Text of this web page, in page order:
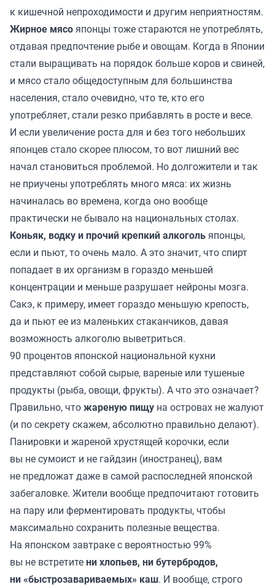
к кишечной непроходимости и другим неприятностям.
Жирное мясояпонцы тоже стараются не употреблять,
отдавая предпочтение рыбе и овощам. Когда в Японии
стали выращивать на порядок больше коров и свиней,
и мясо стало общедоступным для большинства
населения, стало очевидно, что те, кто его
употребляет, стали резко прибавлять в росте и весе.
И если увеличение роста для и без того небольших
японцев стало скорее плюсом, то вот лишний вес
начал становиться проблемой. Но долгожители и так
не приучены употреблять много мяса: их жизнь
начиналась во времена, когда оно вообще
практически не бывало на национальных столах.
Коньяк, водку и прочий крепкий алкогольяпонцы,
если и пьют, то очень мало. А это значит, что спирт
попадает в их организм в гораздо меньшей
концентрации и меньше разрушает нейроны мозга.
Сакэ, к примеру, имеет гораздо меньшую крепость,
да и пьют ее из маленьких стаканчиков, давая
возможность алкоголю выветриться.
90 процентов японской национальной кухни
представляют собой сырые, вареные или тушеные
продукты (рыба, овощи, фрукты). А что это означает?
Правильно, чтожареную пищу на островах не жалуют
(и по секрету скажем, абсолютно правильно делают).
Панировки и жареной хрустящей корочки, если
вы не сумоист и не гайдзин (иностранец), вам
не предложат даже в самой распоследней японской
забегаловке. Жители вообще предпочитают готовить
на пару или ферментировать продукты, чтобы
максимально сохранить полезные вещества.
На японском завтраке с вероятностью 99%
вы не встретитени хлопьев, ни бутербродов,
ни «быстрозавариваемых» каш. И вообще, строго